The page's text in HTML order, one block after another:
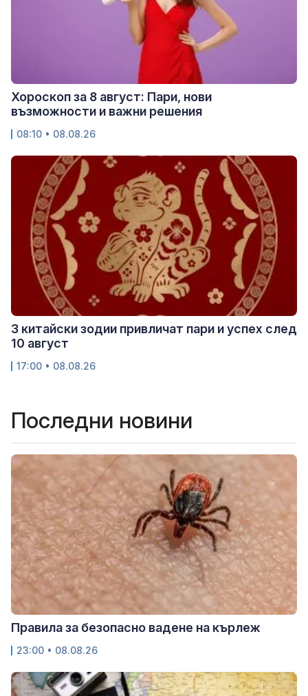
Хороскоп за 8 август: Пари, нови
възможности и важни решения
08:10 • 08.08.26
3 китайски зодии привличат пари и успех след
10 август
17:00 • 08.08.26
Последни новини
Правила за безопасно вадене на кърлеж
23:00 • 08.08.26